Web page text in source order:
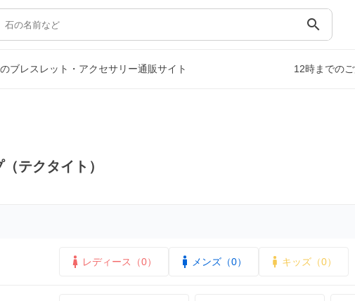
search
ブレスレット・アクセサリー通販サイト 12時までの
テクタイト）
レディース（0） メンズ（0） キッズ（0）